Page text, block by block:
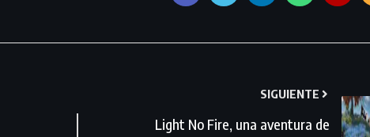
SIGUIENTE
Light No Fire, una aventura de